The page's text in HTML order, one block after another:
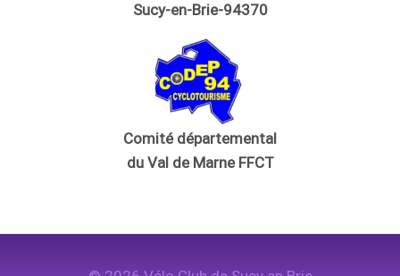
Sucy-en-Brie-94370
Comité départemental
du Val de Marne FFCT